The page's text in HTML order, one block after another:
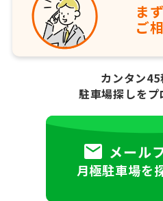
ま
ご
カンタン
駐車場探しをプ
メール
月極駐車場を